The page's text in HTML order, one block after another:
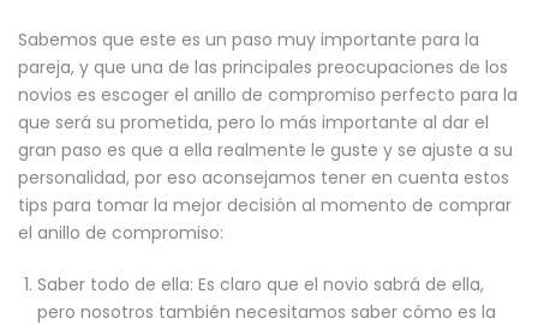
Sabemos que este es un paso muy importante para la
pareja, y que una de las principales preocupaciones de los
novios es escoger el anillo de compromiso perfecto para la
que será su prometida, pero lo más importante al dar el
gran paso es que a ella realmente le guste y se ajuste a su
personalidad, por eso aconsejamos tener en cuenta estos
tips para tomar la mejor decisión al momento de comprar
el anillo de compromiso:
Saber todo de ella: Es claro que el novio sabrá de ella,
pero nosotros también necesitamos saber cómo es la